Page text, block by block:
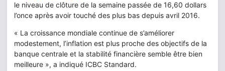
le niveau de clôture de la semaine passée de 16,60 dollars
l’once après avoir touché des plus bas depuis avril 2016.
« La croissance mondiale continue de s’améliorer
modestement, l’inflation est plus proche des objectifs de la
banque centrale et la stabilité financière semble être bien
meilleure », a indiqué ICBC Standard.